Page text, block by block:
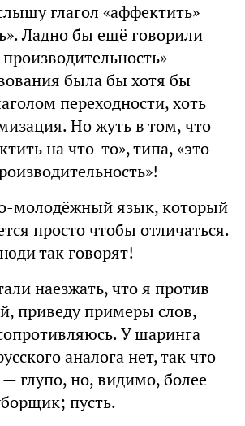
глагол «аффектить»
Ладно бы ещё говорили
—
была бы хотя бы
переходности, хоть
Но жуть в том, что
на что-то», типа, «это
молодёжный язык, который
просто чтобы отличаться.
так говорят!
наезжать, что я против
приведу примеры слов,
У шаринга
аналога нет, так что
глупо, но, видимо, более
пусть.